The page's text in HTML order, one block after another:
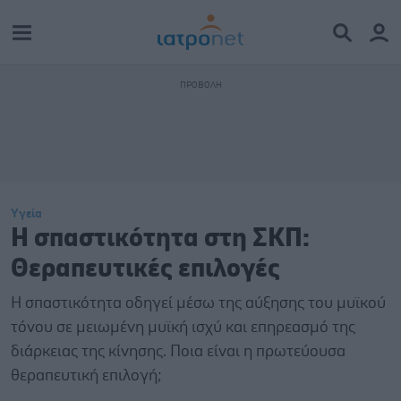
Υγεία
Η σπαστικότητα στη ΣΚΠ:
Θεραπευτικές επιλογές
Η σπαστικότητα οδηγεί μέσω της αύξησης του μυϊκού
τόνου σε μειωμένη μυϊκή ισχύ και επηρεασμό της
διάρκειας της κίνησης. Ποια είναι η πρωτεύουσα
θεραπευτική επιλογή;